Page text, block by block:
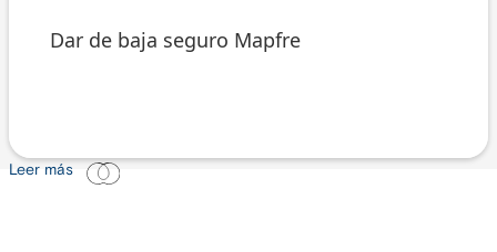
Dar de baja seguro Mapfre
Leer más